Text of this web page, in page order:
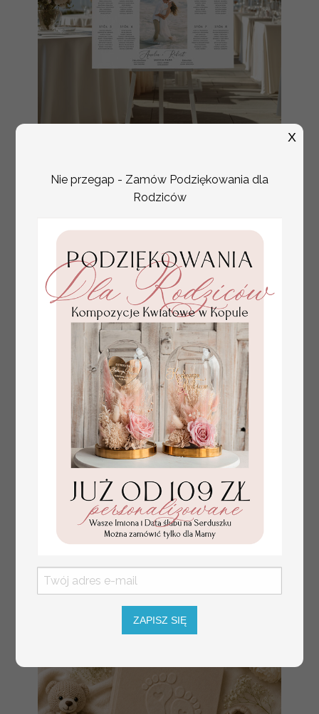
weselnych
gości weselnych,
plan stołów na
weselu ze zdjęciem
Pary Młodej, plan
usadzenia gości
weselnych
Promocja:
100 PLN
złote winietki na komunię, winietka
winietki z naturalnym kłosem
4.50 PLN
Nie przegap - Zamów Podziękowania dla
Rodziców
ZAPISZ SIĘ
X